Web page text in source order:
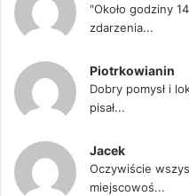
"Około godziny
zdarzenia...
Piotrkowianin
Dobry pomysł i
pisał...
Jacek
Oczywiście
miejscowoś...